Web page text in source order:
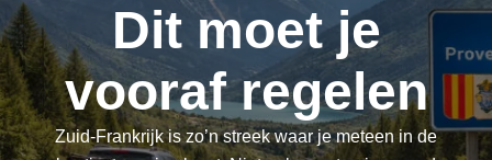
Dit moet je
vooraf regelen
Zuid-Frankrijk is zo’n streek waar je meteen in de